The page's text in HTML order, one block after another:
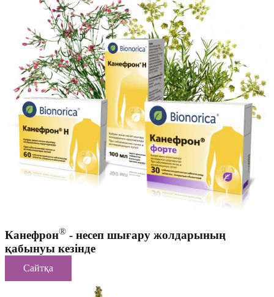
Канефрон® - несеп шығару жолдарының
қабынуы кезінде
Сайтқа